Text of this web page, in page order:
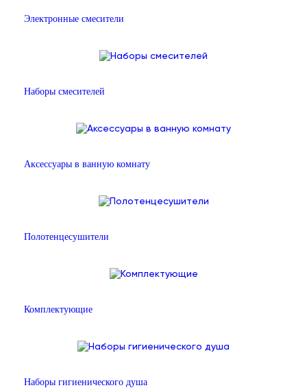
Электронные смесители
Наборы смесителей
Аксессуары в ванную комнату
Полотенцесушители
Комплектующие
Наборы гигиенического душа